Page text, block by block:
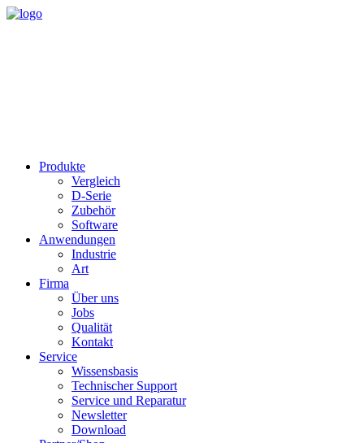
Produkte
Vergleich
D-Serie
Zubehör
Software
Anwendungen
Industrie
Art
Firma
Über uns
Jobs
Qualität
Kontakt
Service
Wissensbasis
Technischer Support
Service und Reparatur
Newsletter
Download